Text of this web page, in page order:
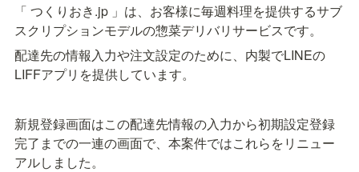
「 つくりおき.jp 」は、お客様に毎週料理を提供するサブ
スクリプションモデルの惣菜デリバリサービスです。
配達先の情報入力や注文設定のために、内製でLINEの
LIFFアプリを提供しています。
新規登録画面はこの配達先情報の入力から初期設定登録
完了までの一連の画面で、本案件ではこれらをリニュー
アルしました。